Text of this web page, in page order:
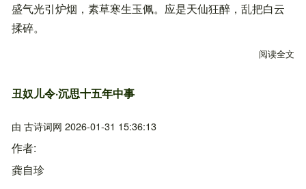
盛气光引炉烟，素草寒生玉佩。应是天仙狂醉，乱把白云
揉碎。
阅读全文
丑奴儿令·沉思十五年中事
由 古诗词网 2026-01-31 15:36:13
作者
龚自珍